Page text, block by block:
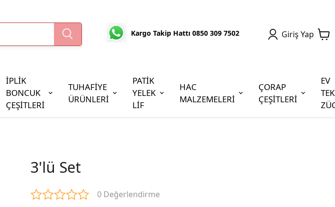
Kargo Takip Hattı 0850 309 7502 Giriş Yap
İPLİK
BONCUK
ÇEŞİTLERİ
Cezaevi Boncuğu
TUHAFİYE
ÜRÜNLERİ
PATİK
YELEK
LİF
HAC
MALZEMELERİ
ÇORAP
ÇEŞİTLERİ
EV
3'lü Set
0 Değerlendirme